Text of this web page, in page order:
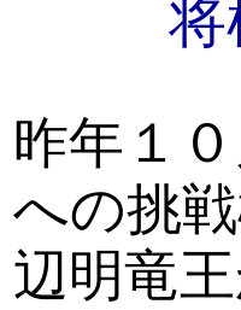
将
昨年１
への挑
辺明竜